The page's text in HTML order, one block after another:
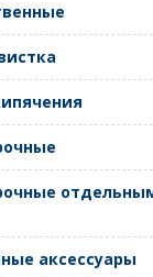
аксессуары